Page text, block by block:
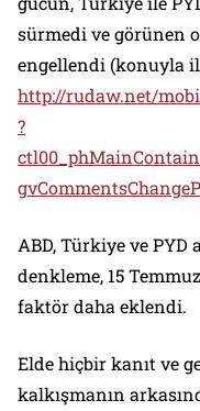
sürmedi ve görünen
engellendi (konuyla
http://rudaw.net/
?
ABD, Türkiye ve PYD
denkleme, 15
faktör daha eklendi.
Elde hiçbir kanıt ve
kalkışmanın